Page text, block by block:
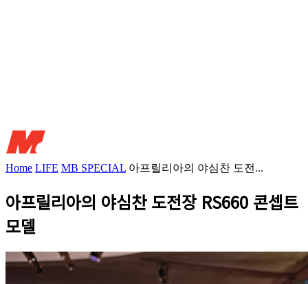
Home LIFE MB SPECIAL 아프릴리아의 야심찬 도전...
아프릴리아의 야심찬 도전장 RS660 콘셉트
모델